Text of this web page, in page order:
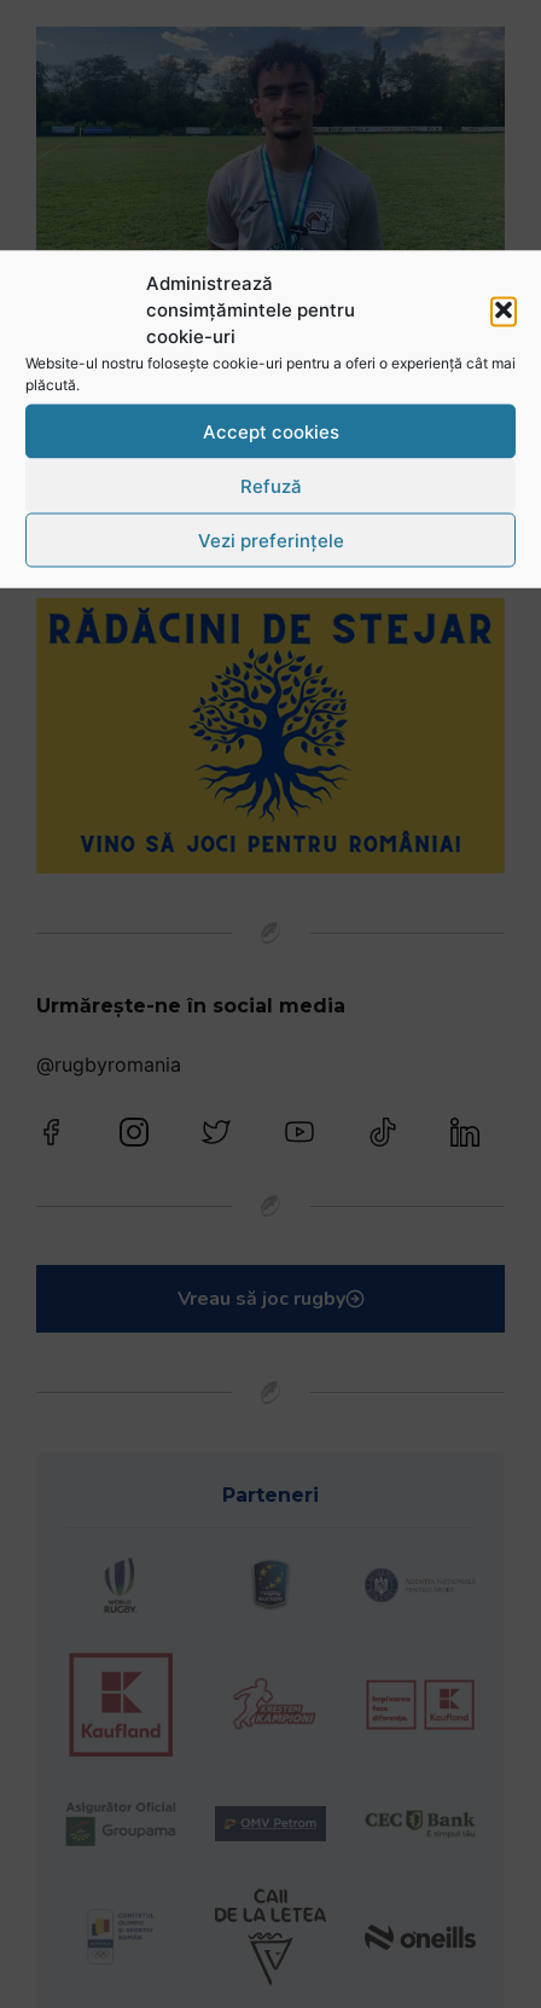
Administrează
consimțămintele pentru
cookie-uri
Website-ul nostru folosește cookie-uri pentru a oferi o experiență cât mai
plăcută.
Accept cookies
Refuză
Vezi preferințele
Mohamed Salhi, vicecampion național juniori I: Rugby-ul te învață să accepți și înfrângerile
Urmărește-ne în social media
@rugbyromania
Vreau să joc rugby
Parteneri